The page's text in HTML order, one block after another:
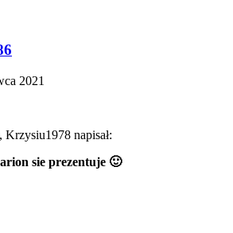
2021
Krzysiu1978 napisał:
sie prezentuje 🙂